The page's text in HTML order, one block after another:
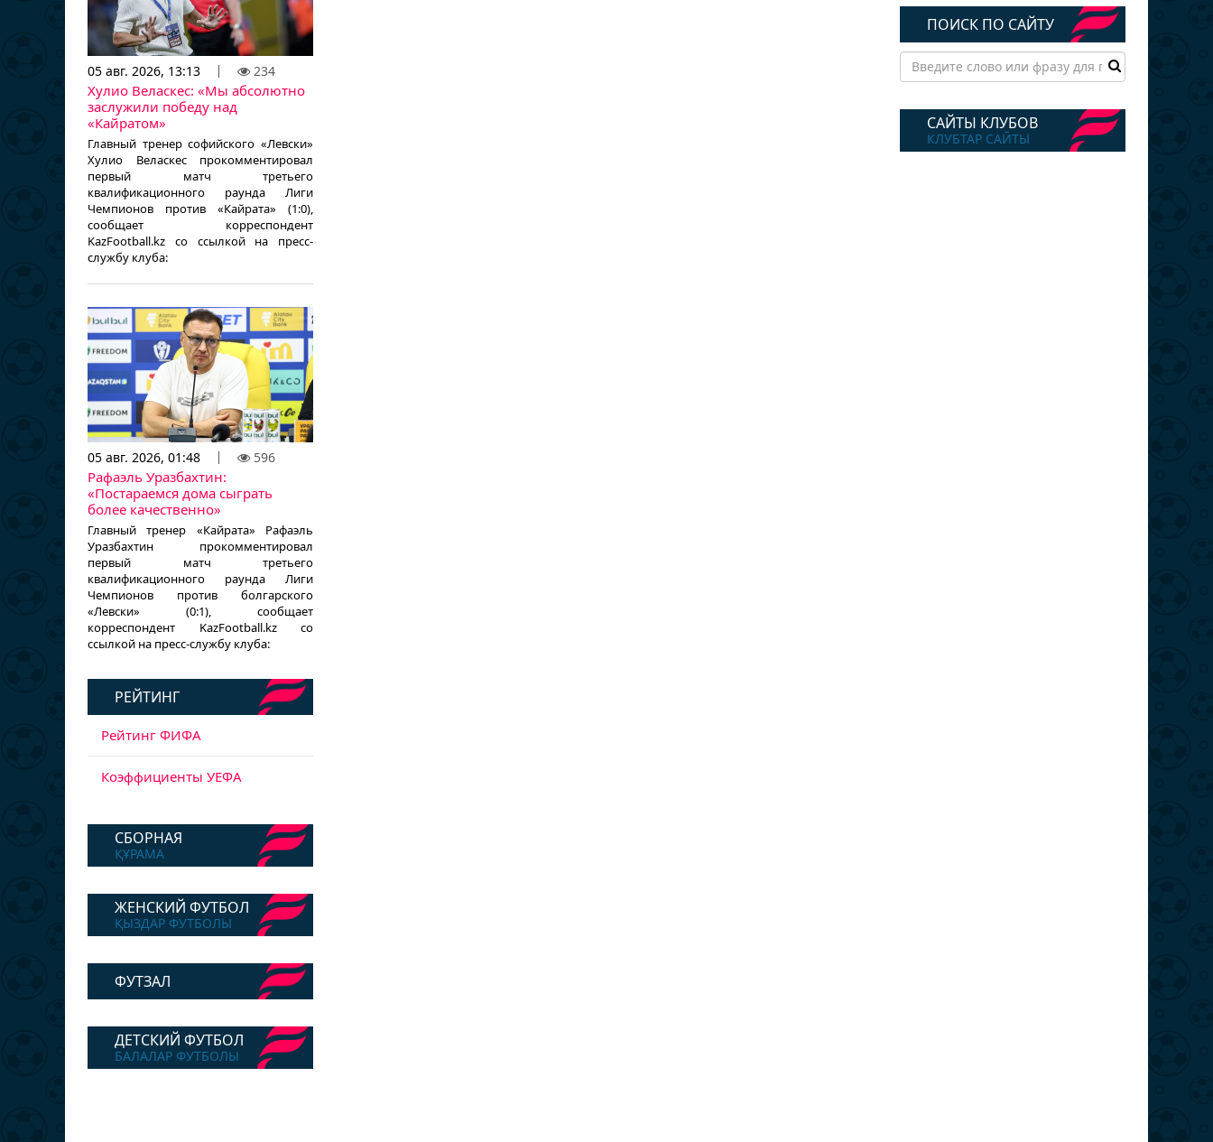
05 авг. 2026, 13:13 234
Хулио Веласкес: «Мы абсолютно
заслужили победу над
«Кайратом»
Главный тренер софийского «Левски»
Хулио Веласкес прокомментировал
первый матч третьего
квалификационного раунда Лиги
Чемпионов против «Кайрата» (1:0),
сообщает корреспондент
KazFootball.kz со ссылкой на пресс-
службу клуба:
05 авг. 2026, 01:48 596
Рафаэль Уразбахтин:
«Постараемся дома сыграть
более качественно»
Главный тренер «Кайрата» Рафаэль
Уразбахтин прокомментировал
первый матч третьего
квалификационного раунда Лиги
Чемпионов против болгарского
«Левски» (0:1), сообщает
корреспондент KazFootball.kz со
ссылкой на пресс-службу клуба:
РЕЙТИНГ
Рейтинг ФИФА
Коэффициенты УЕФА
СБОРНАЯ
ҚҰРАМА
ЖЕНСКИЙ ФУТБОЛ
ҚЫЗДАР ФУТБОЛЫ
ФУТЗАЛ
ДЕТСКИЙ ФУТБОЛ
БАЛАЛАР ФУТБОЛЫ
ПОИСК ПО САЙТУ
САЙТЫ КЛУБОВ
КЛУБТАР САЙТЫ